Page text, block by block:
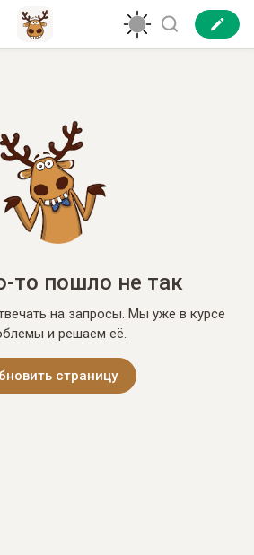
то пошло не так
на запросы. Мы уже в курсе
и решаем её.
страницу